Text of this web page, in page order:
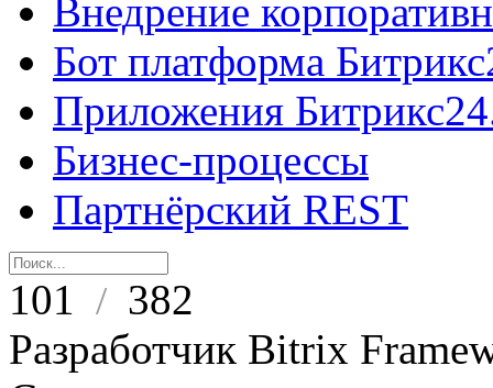
Внедрение
Бот платформа
Приложения
Бизнес-процессы
Партнёрский REST
101 / 382
Разработчик Bitrix